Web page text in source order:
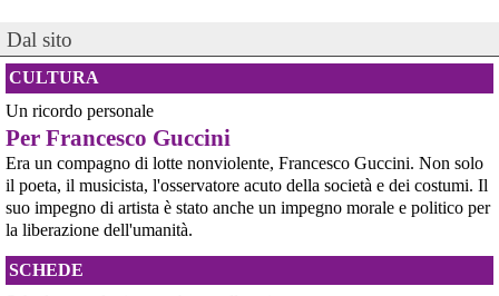
PeaceLink: “Una vittoria storica dei cittadini, ora la salute viene prima”
L’associazione PeaceLink esprime il proprio pieno sostegno e la più sentita
gratitudine al gruppo di cittadini e all'associazione Genitori Tarantini che
[news] Victor Jara, catturato l’ultimo dei suoi aguzzini
Víctor Jara, il cantautore dei poveri che sfidò la dittatura cilena con la sua
chitarra A cinquant'anni dal golpe che insanguinò il Cile, la storia di Víctor
Jara continua a risuonare come un inno alla dignità e alla resistenza. La
sua voce, spezzata dalle mani dei carn
[news] La "Breve storia del pacifismo italiano" è stata arricchita con undici
schede introduttive storico-culturali dei vari periodi, dal primo Novecento a
Siamo felici di annunciarvi un aggiornamento per la nostra "Breve storia del
pacifismo italiano". Il percorso di ricerca e divulgazione si arricchisce oggi
Dal sito
CULTURA
Un ricordo personale
Per Francesco Guccini
Era un compagno di lotte nonviolente, Francesco Guccini. Non solo
il poeta, il musicista, l'osservatore acuto della società e dei costumi. Il
suo impegno di artista è stato anche un impegno morale e politico per
la liberazione dell'umanità.
SCHEDE